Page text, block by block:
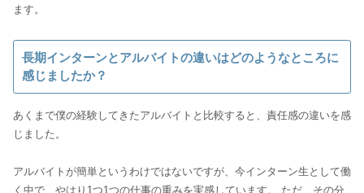
ます。
長期インターンとアルバイトの違いはどのようなところに
感じましたか？
あくまで僕の経験してきたアルバイトと比較すると、責任感の違いを感
じました。
アルバイトが簡単というわけではないですが、今インターン生として働
く中で、やはり1つ1つの仕事の重みを実感しています。 ただ、その分